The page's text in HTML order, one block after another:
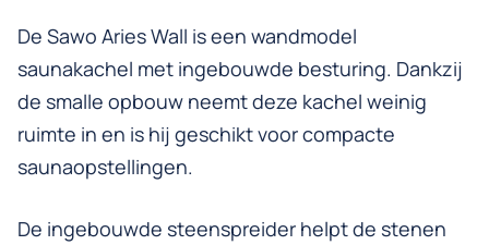
De Sawo Aries Wall is een wandmodel
saunakachel met ingebouwde besturing. Dankzij
de smalle opbouw neemt deze kachel weinig
ruimte in en is hij geschikt voor compacte
saunaopstellingen.
De ingebouwde steenspreider helpt de stenen